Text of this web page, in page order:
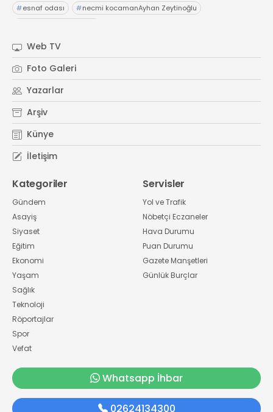
#esnaf odası #necmi kocamanAyhan Zeytinoğlu
Web TV
Foto Galeri
Yazarlar
Arşiv
Künye
İletişim
Kategoriler
Gündem
Asayiş
Siyaset
Eğitim
Ekonomi
Yaşam
Sağlık
Teknoloji
Röportajlar
Spor
Vefat
Servisler
Yol ve Trafik
Nöbetçi Eczaneler
Hava Durumu
Puan Durumu
Gazete Manşetleri
Günlük Burçlar
Whatsapp İhbar
02624134300